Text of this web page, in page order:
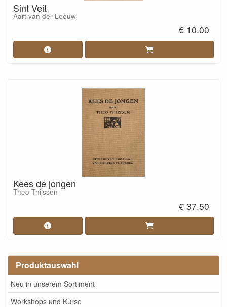
Produktauswahl
Neu in unserem Sortiment
Workshops und Kurse
Sint Veit
Aart van der Leeuw
€ 10.00
Kees de jongen
Theo Thijssen
€ 37.50